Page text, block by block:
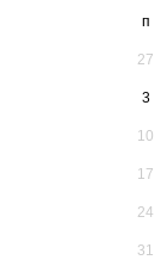
п
27
3
10
17
24
31